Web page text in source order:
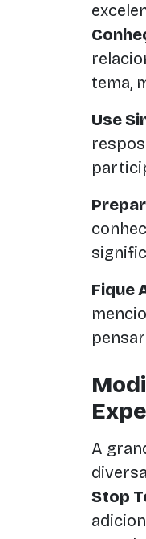
tema,
Use
Fique
A
Stop